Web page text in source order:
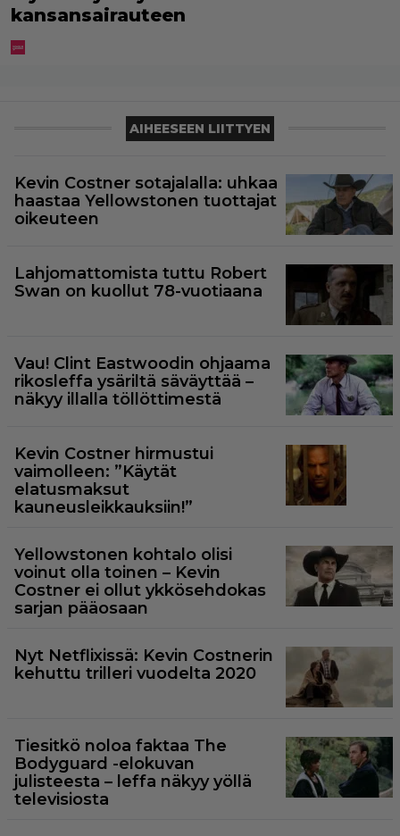
kansansairauteen
AIHEESEEN LIITTYEN
Kevin Costner sotajalalla: uhkaa
haastaa Yellowstonen tuottajat
oikeuteen
Lahjomattomista tuttu Robert
Swan on kuollut 78-vuotiaana
Vau! Clint Eastwoodin ohjaama
rikosleffa ysäriltä säväyttää –
näkyy illalla töllöttimestä
Kevin Costner hirmustui
vaimolleen: ”Käytät
elatusmaksut
kauneusleikkauksiin!”
Yellowstonen kohtalo olisi
voinut olla toinen – Kevin
Costner ei ollut ykkösehdokas
sarjan pääosaan
Nyt Netflixissä: Kevin Costnerin
kehuttu trilleri vuodelta 2020
Tiesitkö noloa faktaa The
Bodyguard -elokuvan
julisteesta – leffa näkyy yöllä
televisiosta